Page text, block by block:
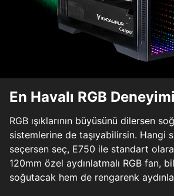
En Havalı RGB Deneyimi
RGB ışıklarının büyüsünü dilersen
sistemlerine de taşıyabilirsin. Hangi
seçersen seç, E750 ile standart
120mm özel aydınlatmalı RGB fan,
soğutacak hem de rengarenk